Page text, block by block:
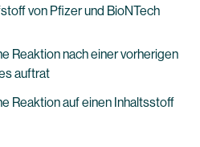
von Pfizer und BioNTech
Reaktion nach einer vorherigen
auftrat
Reaktion auf einen Inhaltsstoff